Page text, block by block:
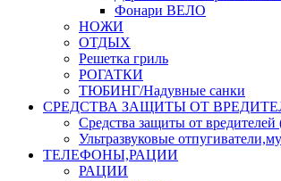
Фонари ВЕЛО
НОЖИ
ОТДЫХ
Решетка гриль
РОГАТКИ
ТЮБИНГ/Надувные санки
СРЕДСТВА ЗАЩИТЫ ОТ
Средства защиты от
Ультразвуковые
ТЕЛЕФОНЫ,РАЦИИ
РАЦИИ